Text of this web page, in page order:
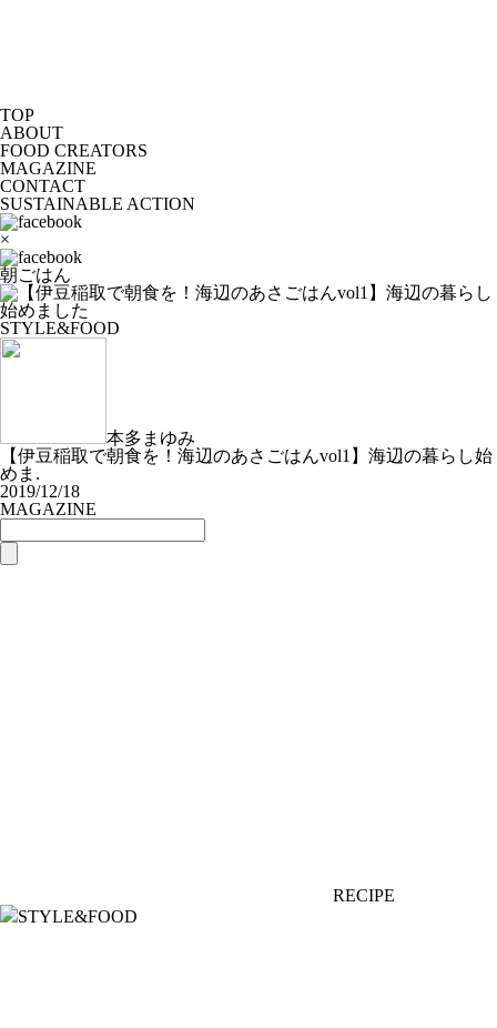
TOP
ABOUT
FOOD CREATORS
MAGAZINE
CONTACT
SUSTAINABLE ACTION
×
朝ごはん
STYLE&FOOD
本多まゆみ
【伊豆稲取で朝食を！海辺のあさごはんvol1】海辺の暮らし始
めま.
2019/12/18
MAGAZINE
RECIPE
STYLE&FOOD